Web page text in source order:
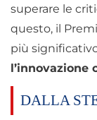
superare le
questo, il
più
l’innovazione
DALLA